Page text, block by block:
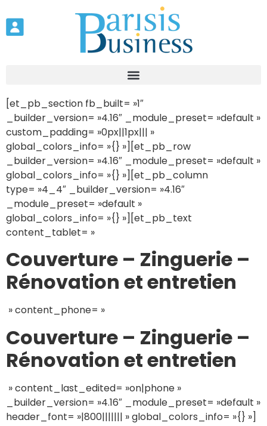
[et_pb_section fb_built= »1″
_builder_version= »4.16″ _module_preset= »default »
custom_padding= »0px||1px||| »
global_colors_info= »{} »][et_pb_row
_builder_version= »4.16″ _module_preset= »default »
global_colors_info= »{} »][et_pb_column
type= »4_4″ _builder_version= »4.16″
_module_preset= »default »
global_colors_info= »{} »][et_pb_text
content_tablet= »
Couverture – Zinguerie –
Rénovation et entretien
» content_phone= »
Couverture – Zinguerie –
Rénovation et entretien
» content_last_edited= »on|phone »
_builder_version= »4.16″ _module_preset= »default »
header_font= »|800||||||| » global_colors_info= »{} »]